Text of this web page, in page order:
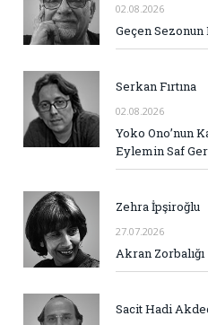
02.08.2026
Geçen Sezonun
Serkan Fırtına
02.08.2026
Yoko Ono’nun
Eylemin Saf
Zehra İpşiroğlu
27.07.2026
Akran Zorbalığı
Sacit Hadi